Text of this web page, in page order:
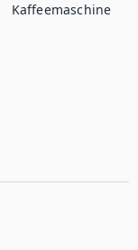
Kaffeemaschine